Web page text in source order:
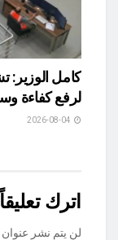
كامل الوزير:
لرفع كفاءة
اترك تعليقاً
لن يتم نشر عنوان